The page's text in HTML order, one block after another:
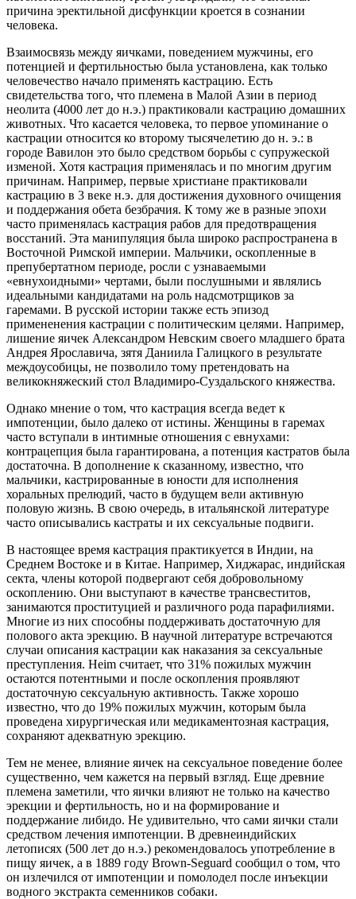
причина эректильной дисфункции кроется в сознании
человека.
Взаимосвязь между яичками, поведением мужчины, его
потенцией и фертильностью была установлена, как только
человечество начало применять кастрацию. Есть
свидетельства того, что племена в Малой Азии в период
неолита (4000 лет до н.э.) практиковали кастрацию домашних
животных. Что касается человека, то первое упоминание о
кастрации относится ко второму тысячелетию до н. э.: в
городе Вавилон это было средством борьбы с супружеской
изменой. Хотя кастрация применялась и по многим другим
причинам. Например, первые христиане практиковали
кастрацию в 3 веке н.э. для достижения духовного очищения
и поддержания обета безбрачия. К тому же в разные эпохи
часто применялась кастрация рабов для предотвращения
восстаний. Эта манипуляция была широко распространена в
Восточной Римской империи. Мальчики, оскопленные в
препубертатном периоде, росли с узнаваемыми
«евнухоидными» чертами, были послушными и являлись
идеальными кандидатами на роль надсмотрщиков за
гаремами. В русской истории также есть эпизод
примененения кастрации с политическим целями. Например,
лишение яичек Александром Невским своего младшего брата
Андрея Ярославича, зятя Даниила Галицкого в результате
междоусобицы, не позволило тому претендовать на
великокняжеский стол Владимиро-Суздальского княжества.
Однако мнение о том, что кастрация всегда ведет к
импотенции, было далеко от истины. Женщины в гаремах
часто вступали в интимные отношения с евнухами:
контрацепция была гарантирована, а потенция кастратов была
достаточна. В дополнение к сказанному, известно, что
мальчики, кастрированные в юности для исполнения
хоральных прелюдий, часто в будущем вели активную
половую жизнь. В свою очередь, в итальянской литературе
часто описывались кастраты и их сексуальные подвиги.
В настоящее время кастрация практикуется в Индии, на
Среднем Востоке и в Китае. Например, Хиджарас, индийская
секта, члены которой подвергают себя добровольному
оскоплению. Они выступают в качестве трансвеститов,
занимаются проституцией и различного рода парафилиями.
Многие из них способны поддерживать достаточную для
полового акта эрекцию. В научной литературе встречаются
случаи описания кастрации как наказания за сексуальные
преступления. Heim считает, что 31% пожилых мужчин
остаются потентными и после оскопления проявляют
достаточную сексуальную активность. Также хорошо
известно, что до 19% пожилых мужчин, которым была
проведена хирургическая или медикаментозная кастрация,
сохраняют адекватную эрекцию.
Тем не менее, влияние яичек на сексуальное поведение более
существенно, чем кажется на первый взгляд. Еще древние
племена заметили, что яички влияют не только на качество
эрекции и фертильность, но и на формирование и
поддержание либидо. Не удивительно, что сами яички стали
средством лечения импотенции. В древнеиндийских
летописях (500 лет до н.э.) рекомендовалось употребление в
пищу яичек, а в 1889 году Brown-Seguard сообщил о том, что
он излечился от импотенции и помолодел после инъекции
водного экстракта семенников собаки.